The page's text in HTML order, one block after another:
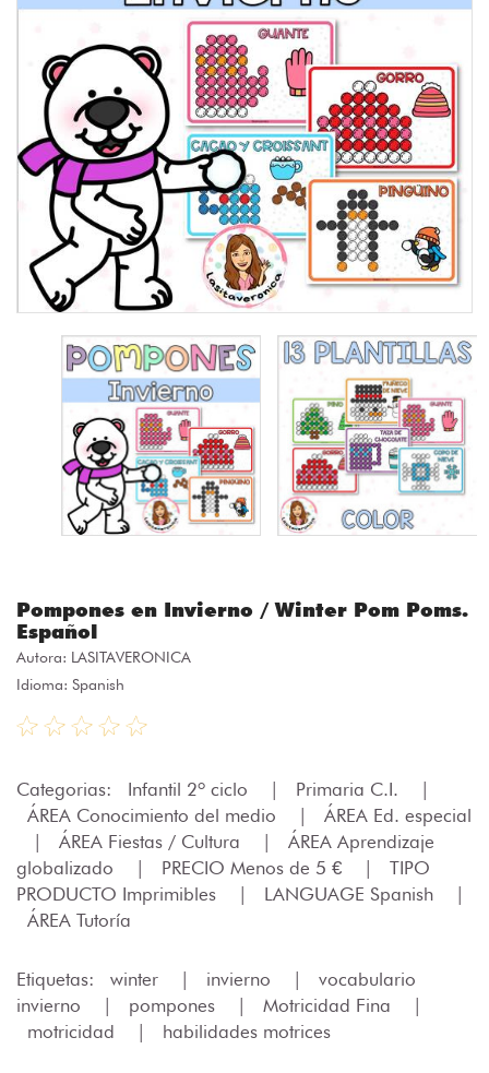
Pompones en Invierno / Winter Pom Poms.
Español
Autora: LASITAVERONICA
Idioma: Spanish
Categorias: Infantil 2º ciclo | Primaria C.I.
|
ÁREA Conocimiento del medio
|
ÁREA Ed. especial
|
ÁREA Fiestas / Cultura |
ÁREA Aprendizaje
globalizado
| PRECIO Menos de 5 € |
TIPO
PRODUCTO Imprimibles
| LANGUAGE Spanish
|
ÁREA Tutoría
Etiquetas: winter | invierno |
vocabulario
invierno
| pompones | Motricidad Fina
|
motricidad
| habilidades motrices